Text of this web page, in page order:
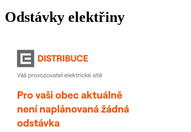
Odstávky elektřiny